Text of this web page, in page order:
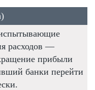
расходов —
прибыли
банки перейти